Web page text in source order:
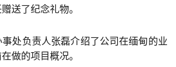
送了纪念礼物。
处负责人张磊介绍了公司在缅甸的业
做的项目概况。